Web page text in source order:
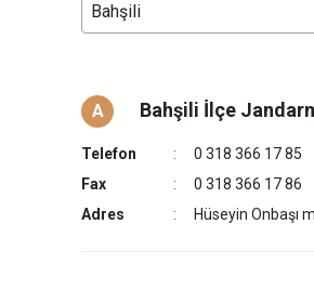
Bahşili
A Bahşili İlçe
Telefon
0 318 366 17 85
Fax
0 318 366 17 86
Adres
Hüseyin Onbaşı